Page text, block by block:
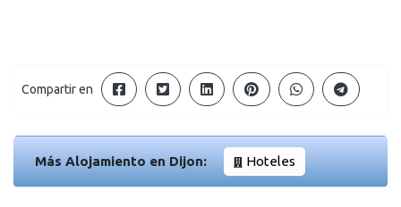
Compartir en
Más Alojamiento en Dijon: Hoteles